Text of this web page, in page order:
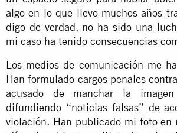
algo en lo que llevo muchos años
digo de verdad, no ha sido una
mi caso ha tenido consecuencias
Los medios de comunicación me
Han formulado cargos penales
acusado de manchar la
difundiendo “noticias falsas” de
violación. Han publicado mi foto en